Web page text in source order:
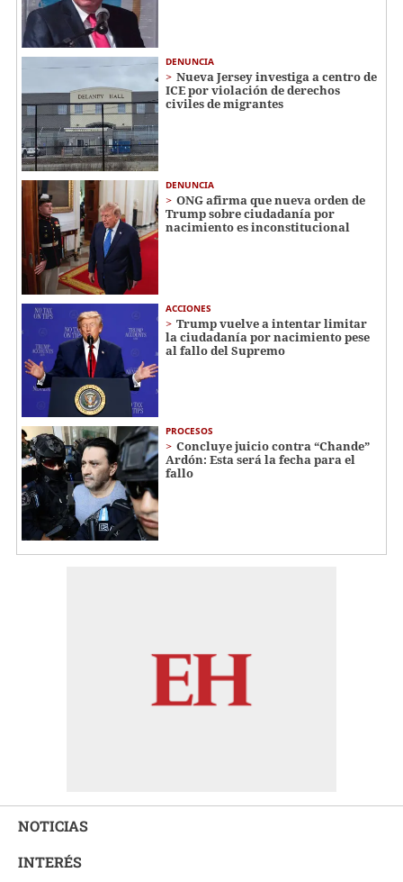
DENUNCIA
Nueva Jersey investiga a centro de
ICE por violación de derechos
civiles de migrantes
DENUNCIA
ONG afirma que nueva orden de
Trump sobre ciudadanía por
nacimiento es inconstitucional
ACCIONES
Trump vuelve a intentar limitar
la ciudadanía por nacimiento pese
al fallo del Supremo
PROCESOS
Concluye juicio contra “Chande”
Ardón: Esta será la fecha para el
fallo
NOTICIAS
INTERÉS